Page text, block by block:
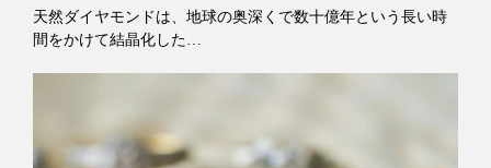
天然ダイヤモンドは、地球の奥深くで数十億年という長い時
間をかけて結晶化した…